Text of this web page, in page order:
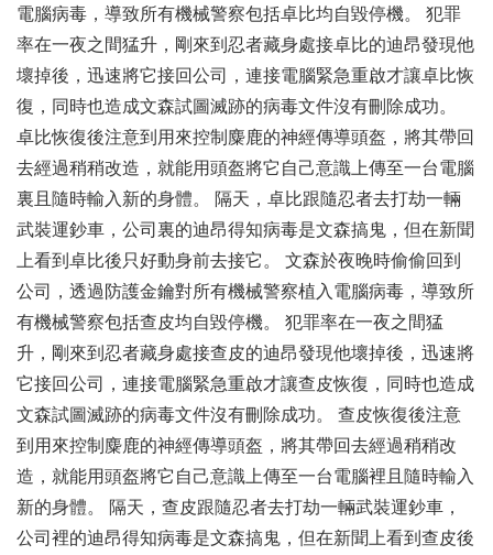
電腦病毒，導致所有機械警察包括卓比均自毀停機。 犯罪
率在一夜之間猛升，剛來到忍者藏身處接卓比的迪昂發現他
壞掉後，迅速將它接回公司，連接電腦緊急重啟才讓卓比恢
復，同時也造成文森試圖滅跡的病毒文件沒有刪除成功。
卓比恢復後注意到用來控制麋鹿的神經傳導頭盔，將其帶回
去經過稍稍改造，就能用頭盔將它自己意識上傳至一台電腦
裏且隨時輸入新的身體。 隔天，卓比跟隨忍者去打劫一輛
武裝運鈔車，公司裏的迪昂得知病毒是文森搞鬼，但在新聞
上看到卓比後只好動身前去接它。 文森於夜晚時偷偷回到
公司，透過防護金鑰對所有機械警察植入電腦病毒，導致所
有機械警察包括查皮均自毀停機。 犯罪率在一夜之間猛
升，剛來到忍者藏身處接查皮的迪昂發現他壞掉後，迅速將
它接回公司，連接電腦緊急重啟才讓查皮恢復，同時也造成
文森試圖滅跡的病毒文件沒有刪除成功。 查皮恢復後注意
到用來控制麋鹿的神經傳導頭盔，將其帶回去經過稍稍改
造，就能用頭盔將它自己意識上傳至一台電腦裡且隨時輸入
新的身體。 隔天，查皮跟隨忍者去打劫一輛武裝運鈔車，
公司裡的迪昂得知病毒是文森搞鬼，但在新聞上看到查皮後